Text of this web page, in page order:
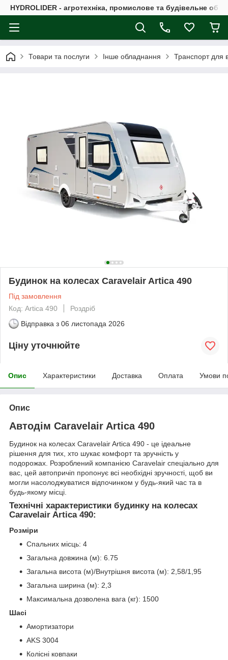
HYDROLIDER - агротехніка, промислове та будівельне
Товари та послуги Інше обладнання Транспорт для
Будинок на колесах Caravelair Artica 490
Під замовлення
Код: Artica 490
Роздріб
Відправка з 06 листопада 2026
Ціну уточнюйте
Опис Характеристики Доставка Оплата Умови
Опис
Автодім Caravelair Artica 490
Будинок на колесах Caravelair Artica 490 - це ідеальне
рішення для тих, хто шукає комфорт та зручність у
подорожах. Розроблений компанією Caravelair спеціально для
вас, цей автопричіп пропонує всі необхідні зручності, щоб ви
могли насолоджуватися відпочинком у будь-який час та в
будь-якому місці.
Технічні характеристики будинку на колесах
Caravelair Artica 490:
Розміри
Спальних місць: 4
Загальна довжина (м): 6.75
Загальна висота (м)/Внутрішня висота (м): 2,58/1,95
Загальна ширина (м): 2,3
Максимальна дозволена вага (кг): 1500
Шасі
Амортизатори
AKS 3004
Колісні ковпаки